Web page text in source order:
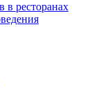
в ресторанах